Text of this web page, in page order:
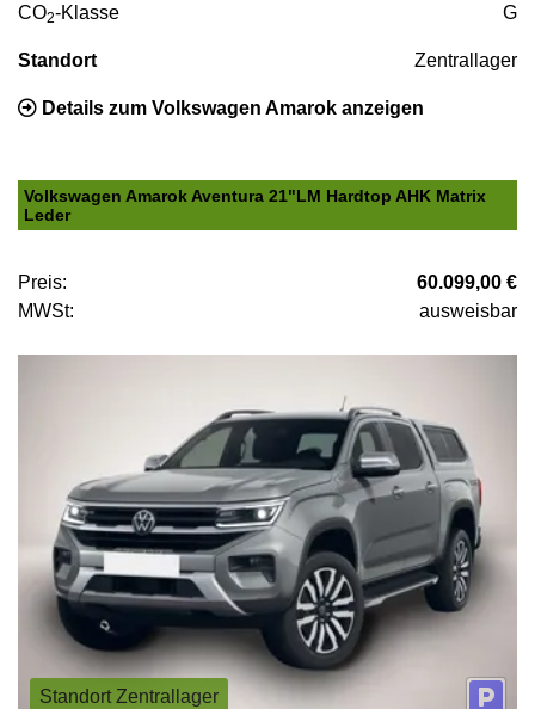
CO2-Klasse G
Standort Zentrallager
Details zum Volkswagen Amarok anzeigen
Volkswagen Amarok Aventura 21"LM Hardtop AHK Matrix
Leder
Preis:
60.099,00 €
MWSt:
ausweisbar
Standort Zentrallager